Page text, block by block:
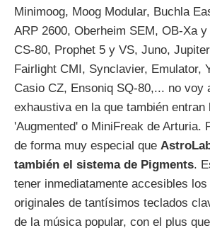
Minimoog, Moog Modular, Buchla
ARP 2600, Oberheim SEM, OB-Xa
CS-80, Prophet 5 y VS, Juno,
Fairlight CMI, Synclavier, Emulator,
Casio CZ, Ensoniq SQ-80,... no voy
exhaustiva en la que también entran
'Augmented' o MiniFreak de Arturia.
de forma muy especial que
también el sistema de Pigments.
tener inmediatamente accesibles los
originales de tantísimos teclados
de la música popular, con el plus